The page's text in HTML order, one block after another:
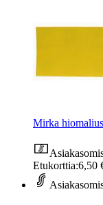
Mirka
Etukorttia:6,50